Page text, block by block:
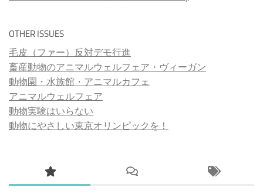
OTHER ISSUES
毛皮（ファー）反対デモ行進
畜産動物のアニマルウェルフェア・ヴィーガン
動物園・水族館・アニマルカフェ
アニマルウェルフェア
動物実験はいらない
動物にやさしい東京オリンピックを！